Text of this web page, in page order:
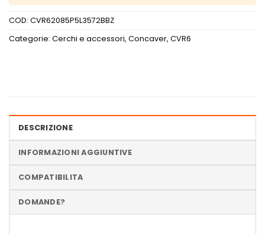
COD: CVR62085P5L3572BBZ
Categorie: Cerchi e accessori, Concaver, CVR6
DESCRIZIONE
INFORMAZIONI AGGIUNTIVE
COMPATIBILITA
DOMANDE?